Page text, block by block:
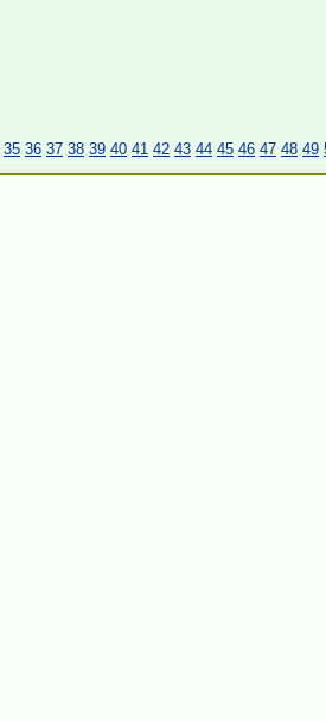
35 36 37 38 39 40 41 42 43 44 45 46 47 48 49